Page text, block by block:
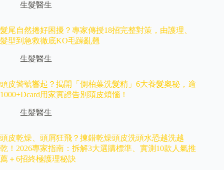
生髮醫生
髮尾自然捲好困擾？專家傳授18招完整對策，由護理、
髮型到急救徹底KO毛躁亂翹
生髮醫生
頭皮警號響起？揭開「側柏葉洗髮精」6大養髮奧秘，逾
1000+Dcard用家實證告別頭皮煩惱！
生髮醫生
頭皮乾燥、頭屑狂飛？揀錯乾燥頭皮洗頭水恐越洗越
乾！2026專家指南：拆解3大選購標準、實測10款人氣推
薦＋6招終極護理秘訣